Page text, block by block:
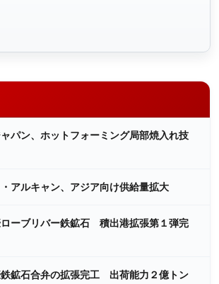
パン、ホットフォーミング局部焼入れ技
アルキャン、アジア向け供給量拡大
ーブリバー鉄鉱石 積出港拡張第１弾完
鉱石合弁の拡張完工 出荷能力２億トン